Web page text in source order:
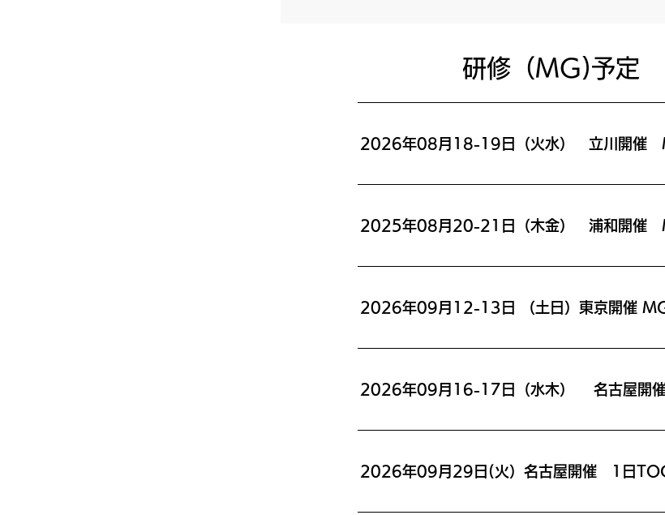
​研修（MG)予定
2026年08月18-19日（火水） 立川開催
2025年08月20-21日（木金） 浦和開催
2026年09月16-17日（水木） 名古屋開
2026年09月29日(火）名古屋開催 1日